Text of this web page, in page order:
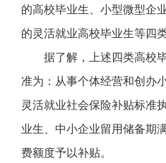
的高校毕业生、小型微型企
的灵活就业高校毕业生等四
据了解，上述四类高校
准为：从事个体经营和创办
灵活就业社会保险补贴标准
业生、中小企业留用储备期
费额度予以补贴。